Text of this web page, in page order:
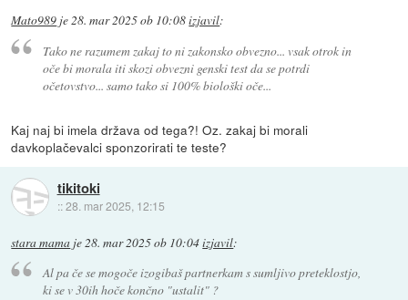
Mato989 je28. mar 2025 ob 10:08izjavil:
Tako ne razumem zakaj to ni zakonsko obvezno... vsak otrok in
oče bi morala iti skozi obvezni genski test da se potrdi
očetovstvo... samo tako si 100% biološki oče...
Kaj naj bi imela država od tega?! Oz. zakaj bi morali
davkoplačevalci sponzorirati te teste?
tikitoki
::28. mar 2025, 12:15
stara mama je28. mar 2025 ob 10:04izjavil:
Al pa če se mogoče izogibaš partnerkam s sumljivo preteklostjo,
ki se v 30ih hoče končno "ustalit" ?